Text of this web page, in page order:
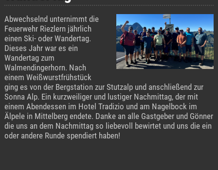
Abwechselnd unternimmt die
Feuerwehr Riezlern jährlich
einen Ski- oder Wandertag.
Dieses Jahr war es ein
Wandertag zum
Walmendingerhorn. Nach
einem Weißwurstfrühstück
ging es von der Bergstation zur Stutzalp und anschließend zur
Sonna Alp. Ein kurzweiliger und lustiger Nachmittag, der mit
einem Abendessen im Hotel Tradizio und am Nagelbock im
Älpele in Mittelberg endete. Danke an alle Gastgeber und Gönner
die uns an dem Nachmittag so liebevoll bewirtet und uns die ein
oder andere Runde spendiert haben!